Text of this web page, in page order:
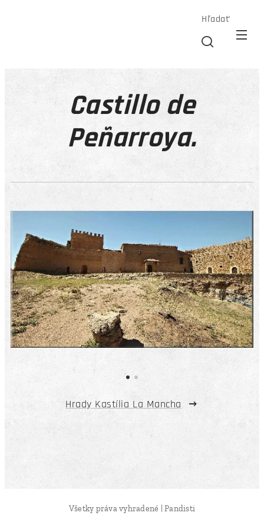
Hľadať
Castillo de
Peñarroya.
Hrady Kastília La Mancha
Všetky práva vyhradené | Pandisti